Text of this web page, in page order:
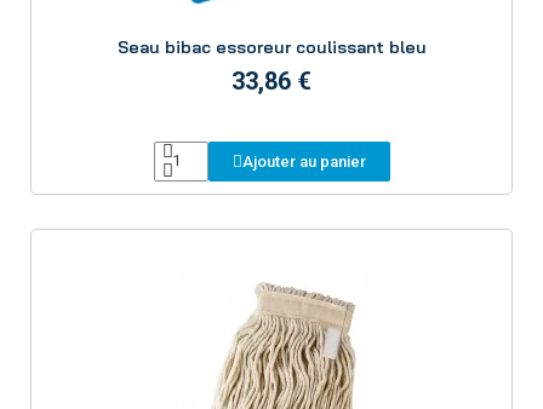
Seau bibac essoreur coulissant bleu
33,86 €
Ajouter au panier